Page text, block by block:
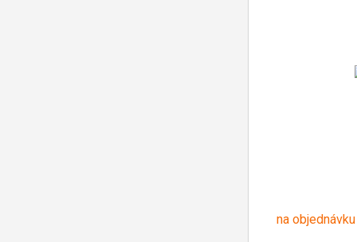
na objednávku